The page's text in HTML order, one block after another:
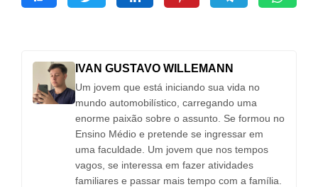
IVAN GUSTAVO WILLEMANN
Um jovem que está iniciando sua vida no
mundo automobilístico, carregando uma
enorme paixão sobre o assunto. Se formou no
Ensino Médio e pretende se ingressar em
uma faculdade. Um jovem que nos tempos
vagos, se interessa em fazer atividades
familiares e passar mais tempo com a família.